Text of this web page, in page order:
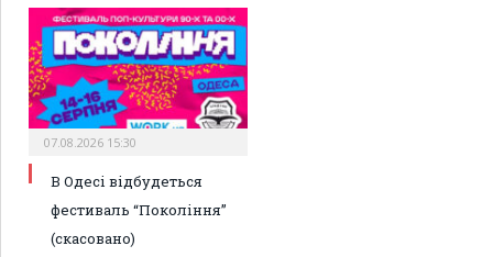
07.08.2026 15:30
В Одесі відбудеться
фестиваль “Покоління”
(скасовано)